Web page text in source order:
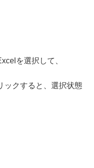
を選択して、
ックすると、選択状態